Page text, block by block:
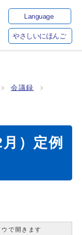
Language
やさしいにほんご
会議録
）定例
で開きます